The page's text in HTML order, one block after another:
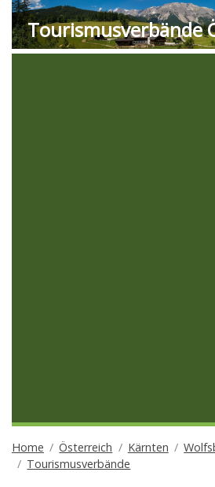
Tourismusverbände
Home Österreich Kärnten
Tourismusverbände